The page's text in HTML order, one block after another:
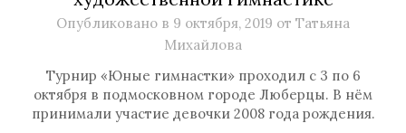
Опубликовано в 9 октября, 2019 от Татьяна
Михайлова
Турнир «Юные гимнастки» проходил с 3 по 6
октября в подмосковном городе Люберцы. В нём
принимали участие девочки 2008 года рождения.